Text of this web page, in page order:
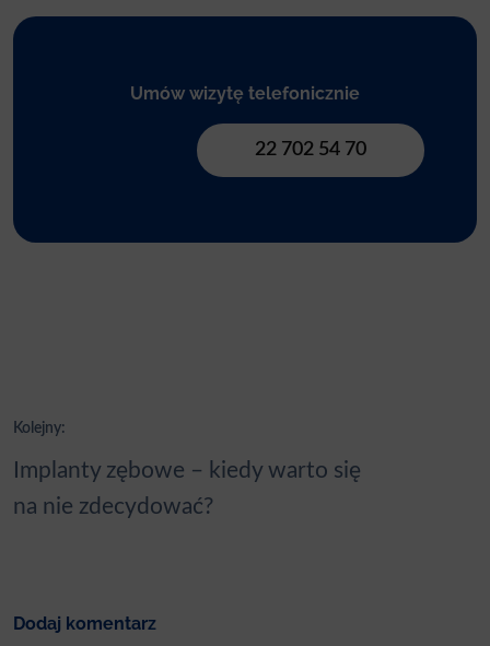
Umów wizytę telefonicznie
22 702 54 70
Nawigacja
wpisu
Kolejny:
Implanty zębowe – kiedy warto się
na nie zdecydować?
Dodaj komentarz